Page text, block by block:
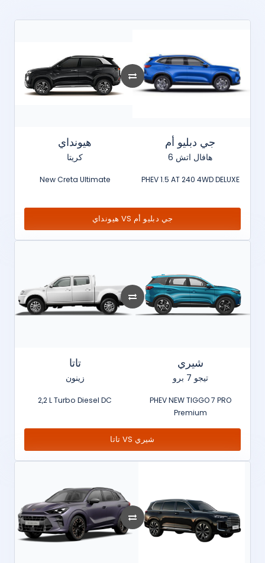
هيونداي
كريتا
New Creta Ultimate
جي دبليو أم
هافال اتش 6
PHEV 1.5 AT 240 4WD DELUXE
هيونداي VS جي دبليو أم
تاتا
زينون
2,2 L Turbo Diesel DC
شيري
تيجو 7 برو
PHEV NEW TIGGO 7 PRO
Premium
تاتا VS شيري